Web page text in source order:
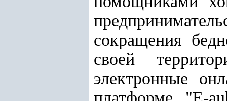
сокращения
своей
электронные